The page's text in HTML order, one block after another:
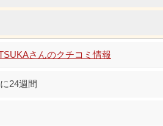
さんのクチコミ情報
24週間